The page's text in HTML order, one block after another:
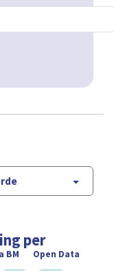
per
Open Data
BM